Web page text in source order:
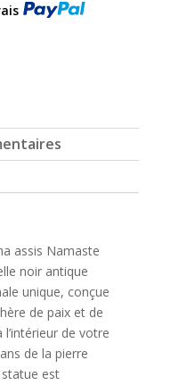
assis Namaste
noir antique
unique, conçue
de paix et de
de votre
de la pierre
est